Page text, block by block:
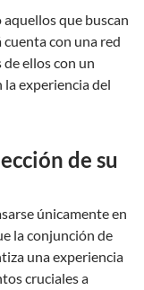
que buscan
con una red
ellos con un
experiencia del
de su
únicamente en
la conjunción de
una experiencia
cruciales a